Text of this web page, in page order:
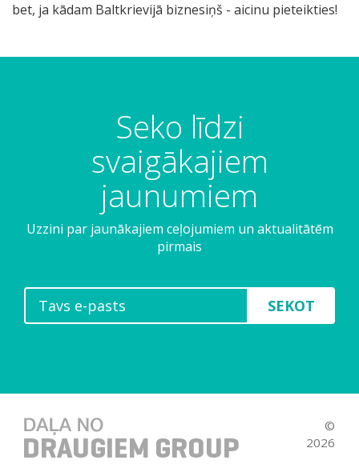
bet, ja kādam Baltkrievijā biznesiņš - aicinu pieteikties!
Seko līdzi
svaigākajiem
jaunumiem
Uzzini par jaunākajiem ceļojumiem un aktualitātēm
pirmais
SEKOT
©
2026